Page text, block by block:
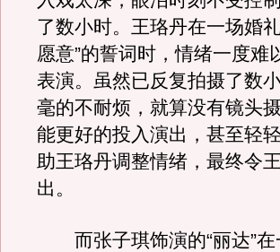
了数小时。王珞丹在一场婚
愿意”的誓词时，情绪一度
表演。虽然已反复拍摄了数
毫的不耐烦，就算没有镜头
能更好的投入演出，甚至轻
助王珞丹调整情绪，最终令
出。
而张子琪饰演的“丽达”在